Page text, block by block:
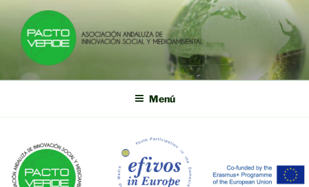
contenido
PACTO VERDE
Asociación Andaluza de Innovación Social y Medioambiental
Menú